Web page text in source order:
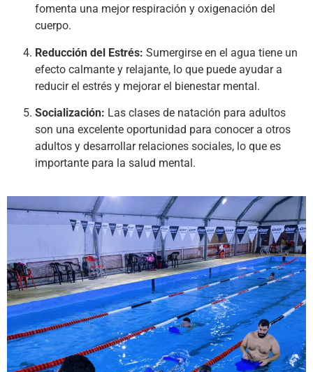
fomenta una mejor respiración y oxigenación del
cuerpo.
Reducción del Estrés: Sumergirse en el agua tiene un
efecto calmante y relajante, lo que puede ayudar a
reducir el estrés y mejorar el bienestar mental.
Socialización: Las clases de natación para adultos
son una excelente oportunidad para conocer a otros
adultos y desarrollar relaciones sociales, lo que es
importante para la salud mental.